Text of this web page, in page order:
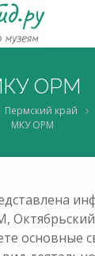
ОРМ
Пермский край
МКУ ОРМ
основные